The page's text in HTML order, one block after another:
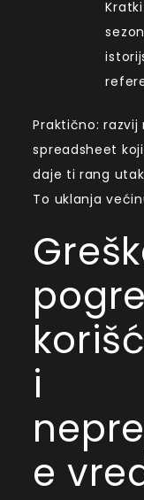
Praktično:
spreadsheet
daje ti rang
To uklanja
i
e